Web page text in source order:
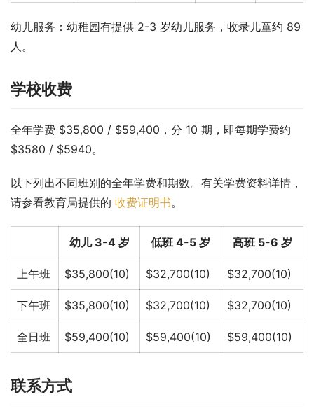
幼儿服务：幼稚园有提供 2-3 岁幼儿服务，收录儿童约 89
人。
学校收费
全年学费 $35,800 / $59,400，分 10 期，即每期学费约
$3580 / $5940。
以下列出不同班别的全年学费和期数。有关学费资料详情，
请参看教育局提供的 收费证明书。
幼儿 3-4 岁 低班 4-5 岁 高班 5-6 岁
上午班 $35,800(10) $32,700(10) $32,700(10)
下午班 $35,800(10) $32,700(10) $32,700(10)
全日班 $59,400(10) $59,400(10) $59,400(10)
联系方式